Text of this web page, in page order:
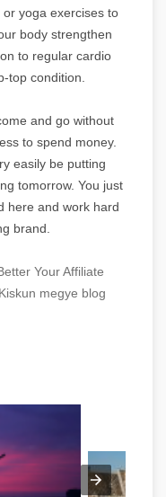
yoga exercises to
body strengthen
to regular cardio
top condition.
and go without
to spend money.
easily be putting
tomorrow. You just
here and work hard
brand.
Your Affiliate
megye blog